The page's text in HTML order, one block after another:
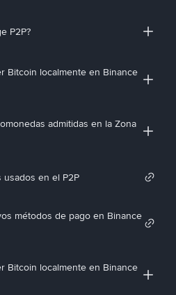
P2P?
Bitcoin localmente en Binance
admitidas en la Zona
en el P2P
métodos de pago en Binance
Bitcoin localmente en Binance